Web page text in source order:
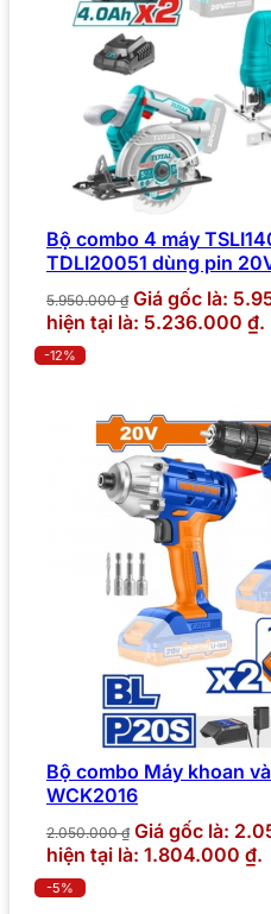
Bộ combo 4 máy
TDLI20051 dùng pin
5.950.000₫ Giá gốc là:
hiện tại là: 5.236.000 ₫.
-12%
Bộ combo Máy khoan
WCK2016
2.050.000₫ Giá gốc là:
hiện tại là: 1.804.000 ₫.
-5%